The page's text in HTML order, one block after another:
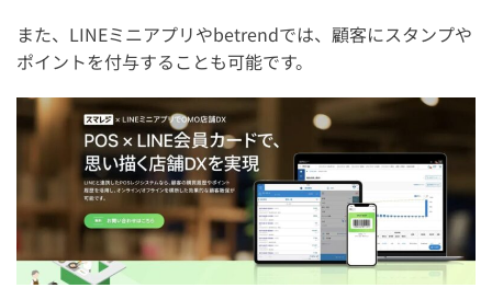
また、LINEミニアプリやbetrendでは、顧客にスタンプや
ポイントを付与することも可能です。